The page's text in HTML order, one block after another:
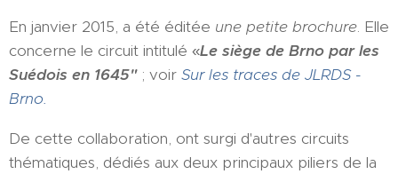
En janvier 2015, a été éditée une petite brochure. Elle
concerne le circuit intitulé «Le siège de Brno par les
Suédois en 1645"; voir Sur les traces de JLRDS -
Brno.
De cette collaboration, ont surgi d'autres circuits
thématiques, dédiés aux deux principaux piliers de la